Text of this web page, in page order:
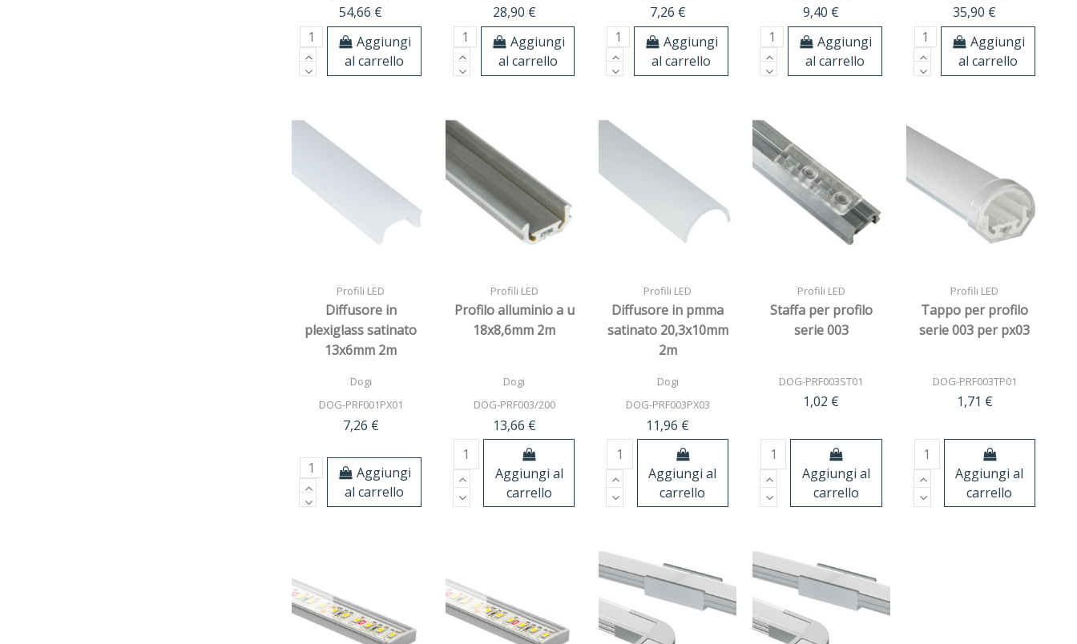
54,66 €
Aggiungi
al carrello
28,90 €
Aggiungi
al carrello
7,26 €
Aggiungi
al carrello
9,40 €
Aggiungi
al carrello
35,90 €
Aggiungi
al carrello
Profili LED
Diffusore in
plexiglass satinato
13x6mm 2m
Dogi
DOG-PRF001PX01
7,26 €
Aggiungi
al carrello
Profili LED
Profilo alluminio a u
18x8,6mm 2m
Dogi
DOG-PRF003/200
13,66 €
Aggiungi al
carrello
Profili LED
Diffusore in pmma
satinato 20,3x10mm
2m
Dogi
DOG-PRF003PX03
11,96 €
Aggiungi al
carrello
Profili LED
Staffa per profilo
serie 003
DOG-PRF003ST01
1,02 €
Aggiungi al
carrello
Profili LED
Tappo per profilo
serie 003 per px03
DOG-PRF003TP01
1,71 €
Aggiungi al
carrello